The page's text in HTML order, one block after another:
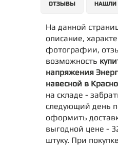
ОТЗЫВЫ НАШЛИ
На данной
описание,
фотографии,
возможность
напряжения
навесной в
на складе -
следующий день
оформить
выгодной цене -
штуку. При